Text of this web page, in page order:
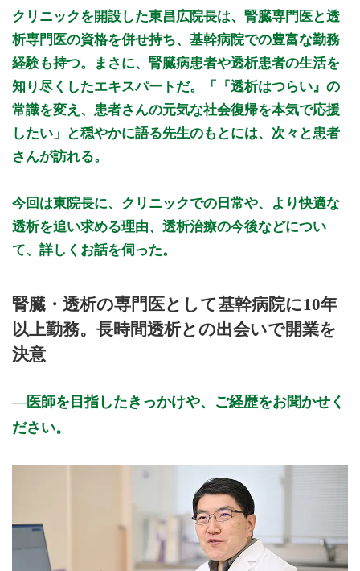
>>病院なびで医療機関の詳細を見る
公式HPはこちら
初診受付
クリニックを開設した東昌広院長は、腎臓専門医と透
析専門医の資格を併せ持ち、基幹病院での豊富な勤務
経験も持つ。まさに、腎臓病患者や透析患者の生活を
知り尽くしたエキスパートだ。「『透析はつらい』の
常識を変え、患者さんの元気な社会復帰を本気で応援
したい」と穏やかに語る先生のもとには、次々と患者
さんが訪れる。
今回は東院長に、クリニックでの日常や、より快適な
透析を追い求める理由、透析治療の今後などについ
て、詳しくお話を伺った。
腎臓・透析の専門医として基幹病院に10年
以上勤務。長時間透析との出会いで開業を
決意
医師を目指したきっかけや、ご経歴をお聞かせく
ださい。